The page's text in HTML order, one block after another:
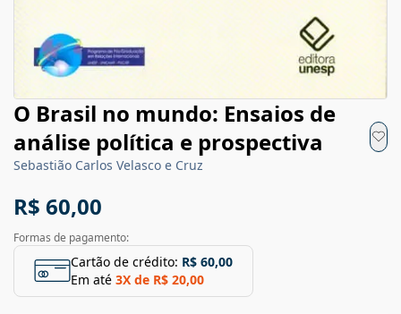
O Brasil no mundo: Ensaios de
análise política e prospectiva
Sebastião Carlos Velasco e Cruz
R$ 60,00
Formas de pagamento:
Cartão de crédito: R$ 60,00
Em até 3X de R$ 20,00